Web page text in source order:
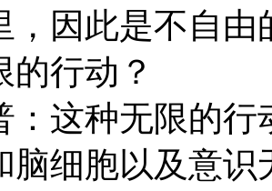
，因此是不自
的行动？
：这种无限的行
脑细胞以及意识